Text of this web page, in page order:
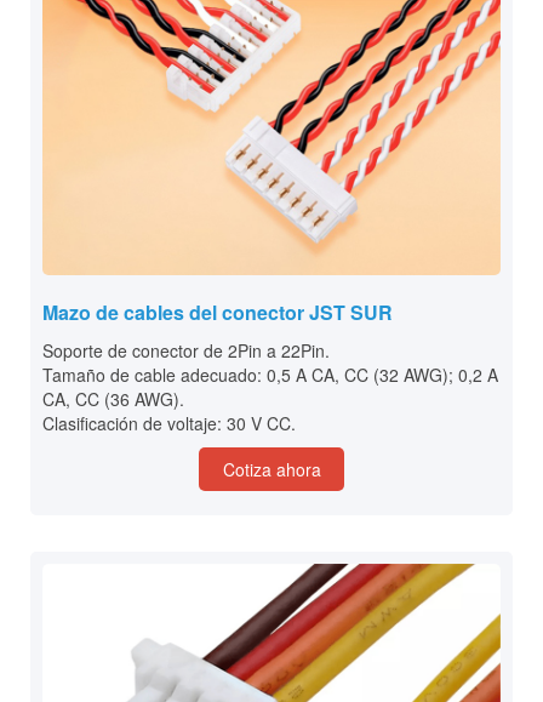
Mazo de cables del conector JST SUR
Soporte de conector de 2Pin a 22Pin.
Tamaño de cable adecuado: 0,5 A CA, CC (32 AWG); 0,2 A
CA, CC (36 AWG).
Clasificación de voltaje: 30 V CC.
Cotiza ahora